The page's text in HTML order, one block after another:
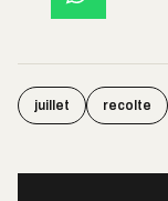
juillet recolte